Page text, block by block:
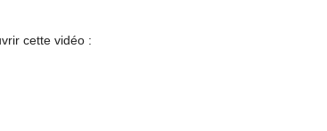
cette vidéo :